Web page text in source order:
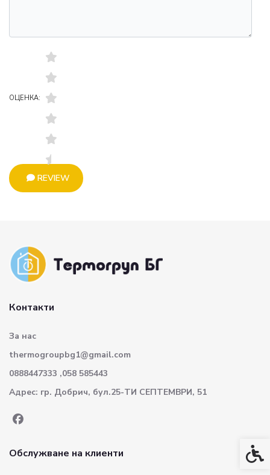
ОЦЕНКА:
REVIEW
Контакти
За нас
thermogroupbg1@gmail.com
0888447333 ,058 585443
Адрес: гр. Добрич, бул.25-ТИ СЕПТЕМВРИ, 51
Обслужване на клиенти